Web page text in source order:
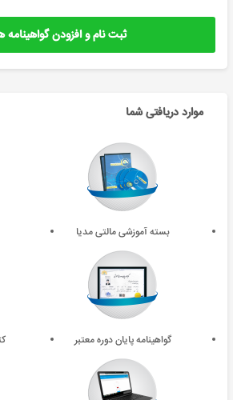
ثبت نام و افزودن گواهینامه
موارد دریافتی شما
بسته آموزشی مالتی مدیا
گواهینامه پایان دوره معتبر